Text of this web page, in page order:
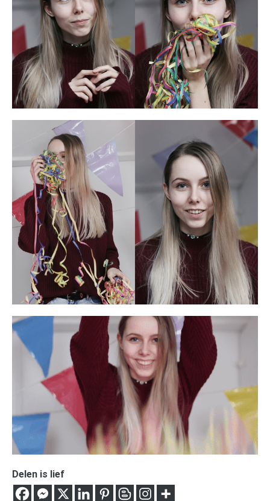
Delen is lief